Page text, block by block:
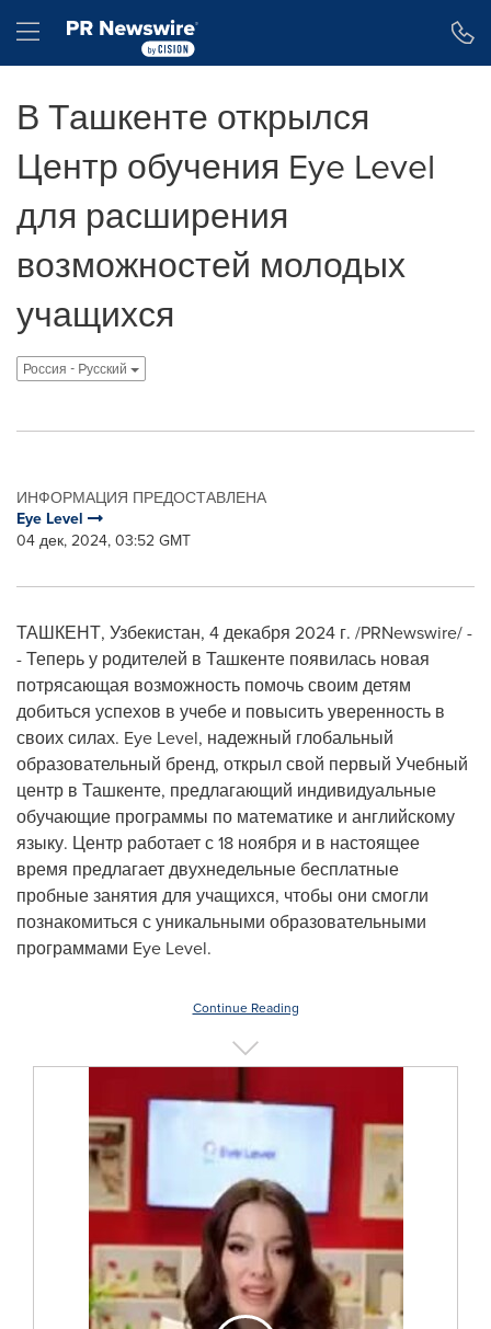
Hamburger menu
В Ташкенте открылся
Центр обучения Eye Level
для расширения
возможностей молодых
учащихся
Россия - Pусский
ИНФОРМАЦИЯ ПРЕДОСТАВЛЕНА
Eye Level
04 дек, 2024, 03:52 GMT
ТАШКЕНТ, Узбекистан, 4 декабря 2024 г. /PRNewswire/ -
- Теперь у родителей в Ташкенте появилась новая
потрясающая возможность помочь своим детям
добиться успехов в учебе и повысить уверенность в
своих силах. Eye Level, надежный глобальный
образовательный бренд, открыл свой первый Учебный
центр в Ташкенте, предлагающий индивидуальные
обучающие программы по математике и английскому
языку. Центр работает с 18 ноября и в настоящее
время предлагает двухнедельные бесплатные
пробные занятия для учащихся, чтобы они смогли
познакомиться с уникальными образовательными
программами Eye Level.
Continue Reading